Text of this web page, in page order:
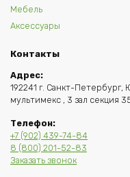
Мебель
Аксессуары
Контакты
Адрес:
192241 г. Санкт-
мультимекс , 3 зал секция
Телефон:
+7 (902) 439-74-84
8 (800) 201-52-83
Заказать звонок